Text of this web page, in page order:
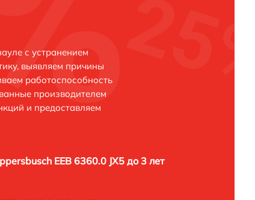
с устранением
выявляем причины
работоспособность
производителем
и предоставляем
EEB 6360.0 JX5 до 3 лет